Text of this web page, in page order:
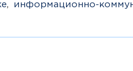
,
информационно-